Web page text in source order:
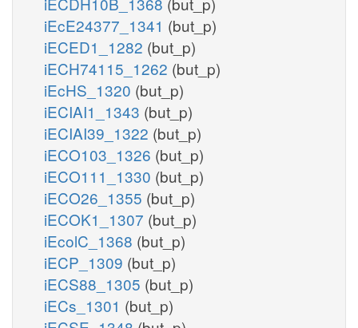
iEcE24377_1341 (but_p)
iECED1_1282 (but_p)
iECH74115_1262 (but_p)
iEcHS_1320 (but_p)
iECIAI1_1343 (but_p)
iECIAI39_1322 (but_p)
iECO103_1326 (but_p)
iECO111_1330 (but_p)
iECO26_1355 (but_p)
iECOK1_1307 (but_p)
iEcolC_1368 (but_p)
iECP_1309 (but_p)
iECS88_1305 (but_p)
iECs_1301 (but_p)